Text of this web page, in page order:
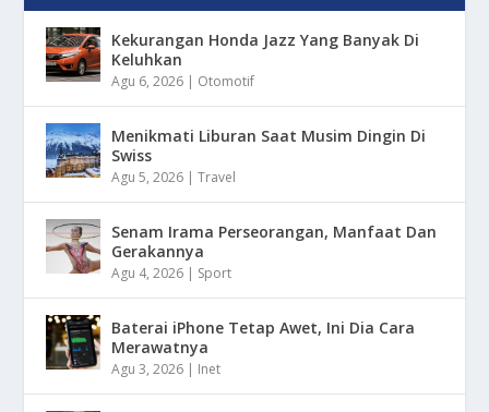
Kekurangan Honda Jazz Yang Banyak Di
Keluhkan
Agu 6, 2026 | Otomotif
Menikmati Liburan Saat Musim Dingin Di
Swiss
Agu 5, 2026 |Travel
Senam Irama Perseorangan, Manfaat Dan
Gerakannya
Agu 4, 2026 | Sport
Baterai iPhone Tetap Awet, Ini Dia Cara
Merawatnya
Agu 3, 2026 | Inet